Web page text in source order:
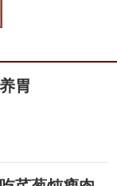
具有疏肝解
催乳素的分
，肝喜条达而
使情志抑郁、
等症，治则以
阴肝经之
胃